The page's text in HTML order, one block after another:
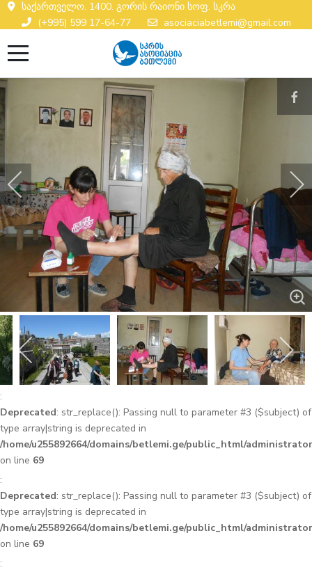
საქართველო. 1400. გორის რაიონი სოფ. სკრა
(+995) 599 17-64-77
asociaciabetlemi@gmail.com
:
Deprecated: str_replace(): Passing null to parameter #3 ($subject) of
type array|string is deprecated in
/home/u255892664/domains/betlemi.ge/public_html/
on line 69
:
Deprecated: str_replace(): Passing null to parameter #3 ($subject) of
type array|string is deprecated in
/home/u255892664/domains/betlemi.ge/public_html/
on line 69
: